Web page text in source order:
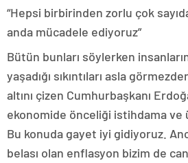
“Hepsi birbirinden zorlu çok
anda mücadele ediyoruz”
Bütün bunları söylerken
yaşadığı sıkıntıları asla
altını çizen Cumhurbaşkanı
ekonomide önceliği istihdama ve
Bu konuda gayet iyi gidiyoruz.
belası olan enflasyon bizim de